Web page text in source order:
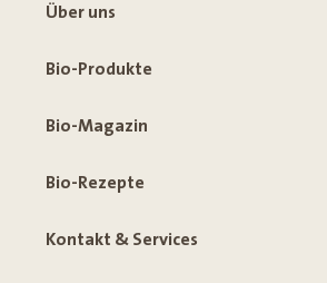
Über uns
Bio-Produkte
Bio-Magazin
Bio-Rezepte
Kontakt & Services